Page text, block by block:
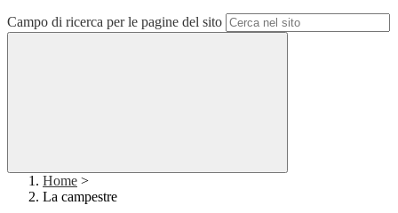
Campo di ricerca per le pagine del sito
Home >
La campestre